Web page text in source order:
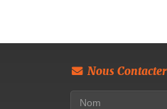
Nous Contacter